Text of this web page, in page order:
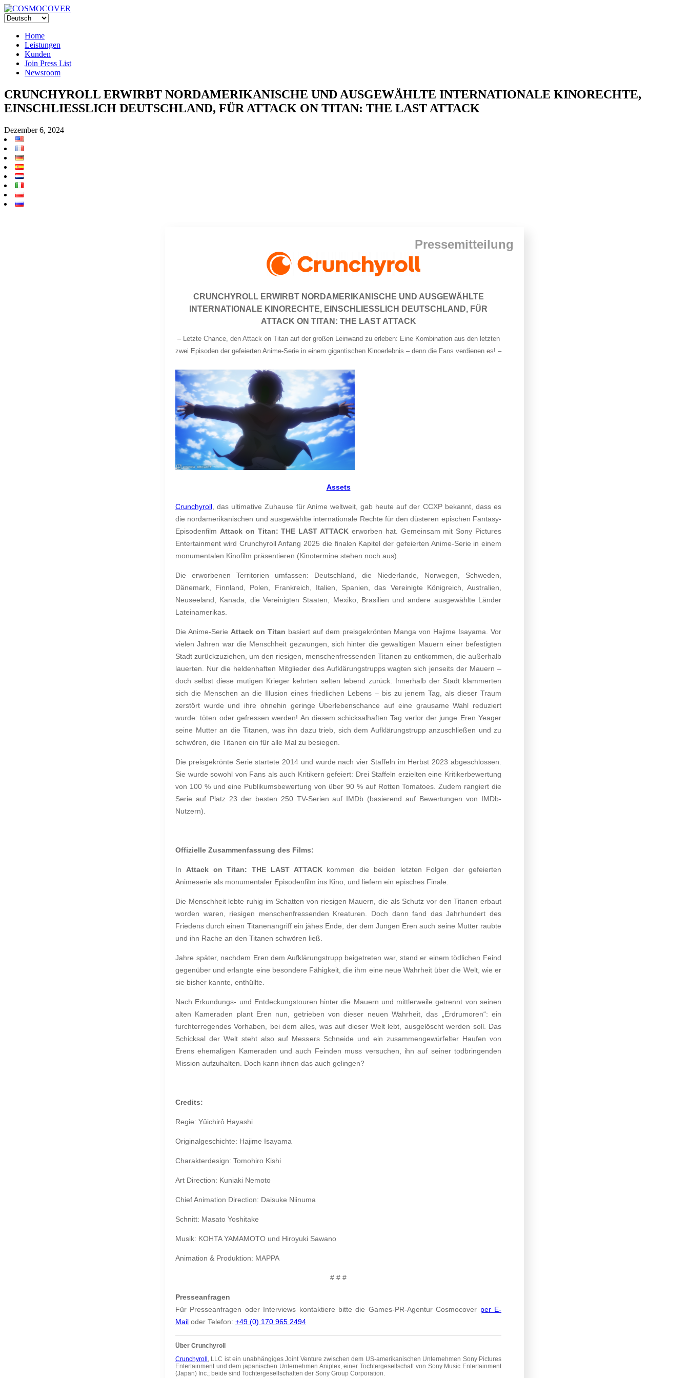
Home
Leistungen
Kunden
Join Press List
Newsroom
CRUNCHYROLL ERWIRBT NORDAMERIKANISCHE UND AUSGEWÄHLTE INTERNATIONALE KINORECHTE,
EINSCHLIESSLICH DEUTSCHLAND, FÜR ATTACK ON TITAN: THE LAST ATTACK
Dezember 6, 2024
Pressemitteilung
CRUNCHYROLL ERWIRBT NORDAMERIKANISCHE UND AUSGEWÄHLTE
INTERNATIONALE KINORECHTE, EINSCHLIESSLICH DEUTSCHLAND, FÜR
ATTACK ON TITAN: THE LAST ATTACK
–
Letzte Chance, den Attack on Titan auf der großen Leinwand zu erleben: Eine Kombination aus den letzten
zwei Episoden der gefeierten Anime-Serie in einem gigantischen Kinoerlebnis – denn die Fans verdienen es! –
Assets
Crunchyroll , das ultimative Zuhause für Anime weltweit, gab heute auf der CCXP bekannt, dass es
die nordamerikanischen und ausgewählte internationale Rechte für den düsteren epischen Fantasy-
Episodenfilm Attack on Titan: THE LAST ATTACK erworben hat. Gemeinsam mit Sony Pictures
Entertainment wird Crunchyroll Anfang 2025 die finalen Kapitel der gefeierten Anime-Serie in einem
monumentalen Kinofilm präsentieren (Kinotermine stehen noch aus).
Die erworbenen Territorien umfassen: Deutschland, die Niederlande, Norwegen, Schweden,
Dänemark, Finnland, Polen, Frankreich, Italien, Spanien, das Vereinigte Königreich, Australien,
Neuseeland, Kanada, die Vereinigten Staaten, Mexiko, Brasilien und andere ausgewählte Länder
Lateinamerikas.
Die Anime-Serie Attack on Titan basiert auf dem preisgekrönten Manga von Hajime Isayama. Vor
vielen Jahren war die Menschheit gezwungen, sich hinter die gewaltigen Mauern einer befestigten
Stadt zurückzuziehen, um den riesigen, menschenfressenden Titanen zu entkommen, die außerhalb
lauerten. Nur die heldenhaften Mitglieder des Aufklärungstrupps wagten sich jenseits der Mauern –
doch selbst diese mutigen Krieger kehrten selten lebend zurück. Innerhalb der Stadt klammerten
sich die Menschen an die Illusion eines friedlichen Lebens – bis zu jenem Tag, als dieser Traum
zerstört wurde und ihre ohnehin geringe Überlebenschance auf eine grausame Wahl reduziert
wurde: töten oder gefressen werden! An diesem schicksalhaften Tag verlor der junge Eren Yeager
seine Mutter an die Titanen, was ihn dazu trieb, sich dem Aufklärungstrupp anzuschließen und zu
schwören, die Titanen ein für alle Mal zu besiegen.
Die preisgekrönte Serie startete 2014 und wurde nach vier Staffeln im Herbst 2023 abgeschlossen.
Sie wurde sowohl von Fans als auch Kritikern gefeiert: Drei Staffeln erzielten eine Kritikerbewertung
von 100 % und eine Publikumsbewertung von über 90 % auf Rotten Tomatoes. Zudem rangiert die
Serie auf Platz 23 der besten 250 TV-Serien auf IMDb (basierend auf Bewertungen von IMDb-
Nutzern).
Offizielle Zusammenfassung des Films:
In Attack on Titan: THE LAST ATTACKkommen die beiden letzten Folgen der gefeierten
Animeserie als monumentaler Episodenfilm ins Kino, und liefern ein episches Finale.
Die Menschheit lebte ruhig im Schatten von riesigen Mauern, die als Schutz vor den Titanen erbaut
worden waren, riesigen menschenfressenden Kreaturen. Doch dann fand das Jahrhundert des
Friedens durch einen Titanenangriff ein jähes Ende, der dem Jungen Eren auch seine Mutter raubte
und ihn Rache an den Titanen schwören ließ.
Jahre später, nachdem Eren dem Aufklärungstrupp beigetreten war, stand er einem tödlichen Feind
gegenüber und erlangte eine besondere Fähigkeit, die ihm eine neue Wahrheit über die Welt, wie er
sie bisher kannte, enthüllte.
Nach Erkundungs- und Entdeckungstouren hinter die Mauern und mittlerweile getrennt von seinen
alten Kameraden plant Eren nun, getrieben von dieser neuen Wahrheit, das „Erdrumoren“: ein
furchterregendes Vorhaben, bei dem alles, was auf dieser Welt lebt, ausgelöscht werden soll. Das
Schicksal der Welt steht also auf Messers Schneide und ein zusammengewürfelter Haufen von
Erens ehemaligen Kameraden und auch Feinden muss versuchen, ihn auf seiner todbringenden
Mission aufzuhalten. Doch kann ihnen das auch gelingen?
Credits:
Regie: Yûichirô Hayashi
Originalgeschichte: Hajime Isayama
Charakterdesign: Tomohiro Kishi
Art Direction: Kuniaki Nemoto
Chief Animation Direction: Daisuke Niinuma
Schnitt: Masato Yoshitake
Musik: KOHTA YAMAMOTO und Hiroyuki Sawano
Animation & Produktion: MAPPA
# # #
Presseanfragen
Für Presseanfragen oder Interviews kontaktiere bitte die Games-PR-Agentur Cosmocover per E-
Mail oder Telefon: +49 (0) 170 965 2494
Über Crunchyroll
Crunchyroll, LLC ist ein unabhängiges Joint Venture zwischen dem US-amerikanischen Unternehmen Sony Pictures
Entertainment und dem japanischen Unternehmen Aniplex, einer Tochtergesellschaft von Sony Music Entertainment
(Japan) Inc.; beide sind Tochtergesellschaften der Sony Group Corporation.